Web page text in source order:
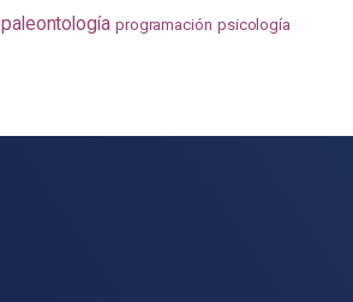
paleontología programación psicología